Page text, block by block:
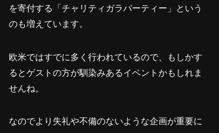
を寄付する「チャリティガラパーティー」という
のも増えています。
欧米ではすでに多く行われているので、もしかす
るとゲストの方が馴染みあるイベントかもしれま
せんね。
なのでより失礼や不備のないような企画が重要に